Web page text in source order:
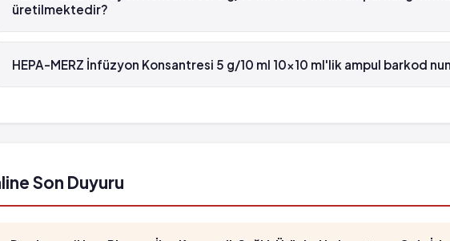
üretilmektedir?
HEPA-MERZ İnfüzyon Konsantresi 5 g/10 ml 10x10 ml'lik ampul , Assos tarafından
HEPA-MERZ İnfüzyon Konsantresi 5 g/10 ml 10x10 ml'lik ampul barkod
Son Duyuru